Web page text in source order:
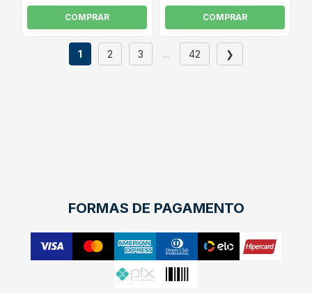
COMPRAR COMPRAR
1 2 3 ... 42 ❯
FORMAS DE PAGAMENTO